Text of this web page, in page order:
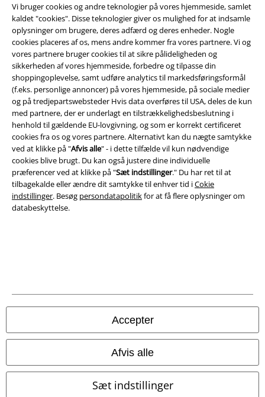
Vi bruger cookies og andre teknologier på vores hjemmeside, samlet
kaldet "cookies". Disse teknologier giver os mulighed for at indsamle
oplysninger om brugere, deres adfærd og deres enheder. Nogle
cookies placeres af os, mens andre kommer fra vores partnere. Vi og
vores partnere bruger cookies til at sikre pålideligheden og
sikkerheden af ​​vores hjemmeside, forbedre og tilpasse din
shoppingoplevelse, samt udføre analytics til markedsføringsformål
(f.eks. personlige annoncer) på vores hjemmeside, på sociale medier
og på tredjepartswebsteder Hvis data overføres til USA, deles de kun
med partnere, der er underlagt en tilstrækkelighedsbeslutning i
henhold til gældende EU-lovgivning, og som er korrekt certificeret
cookies fra os og vores partnere. Alternativt kan du nægte samtykke
ved at klikke på "Afvis alle" - i dette tilfælde vil kun nødvendige
cookies blive brugt. Du kan også justere dine individuelle
præferencer ved at klikke på "Sæt indstillinger." Du har ret til at
tilbagekalde eller ændre dit samtykke til enhver tid iCokie
indstillinger. Besøg persondatapolitikfor at få flere oplysninger om
databeskyttelse.
Accepter
Afvis alle
Sæt indstillinger
Juridisk
Salgs-, medlems- & leveringsbetingelser
Om EMP Danmark
Persondatapolitik
Alle priser er inkl. moms. Oplyst leveringstid er et estimat og ikke
garanteret.
© 1986-2026 E.M.P. Merchandising HGmbH